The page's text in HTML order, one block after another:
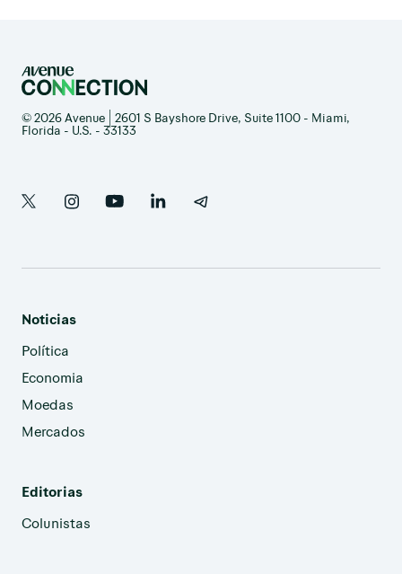
© 2026 Avenue | 2601 S Bayshore Drive, Suite 1100 - Miami,
Florida - U.S. - 33133
Noticias
Política
Economia
Moedas
Mercados
Editorias
Colunistas